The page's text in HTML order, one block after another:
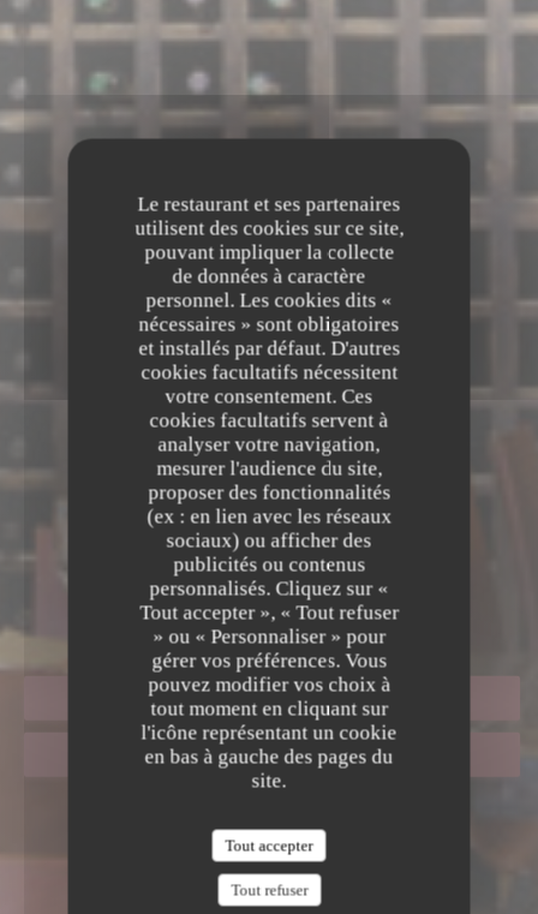
Le restaurant et ses partenaires
utilisent des cookies sur ce site,
pouvant impliquer la collecte
de données à caractère
personnel. Les cookies dits «
nécessaires » sont obligatoires
et installés par défaut. D'autres
cookies facultatifs nécessitent
votre consentement. Ces
cookies facultatifs servent à
analyser votre navigation,
mesurer l'audience du site,
proposer des fonctionnalités
(ex : en lien avec les réseaux
sociaux) ou afficher des
publicités ou contenus
personnalisés. Cliquez sur «
Tout accepter », « Tout refuser
» ou « Personnaliser » pour
gérer vos préférences. Vous
pouvez modifier vos choix à
tout moment en cliquant sur
l'icône représentant un cookie
en bas à gauche des pages du
site.
Tout accepter
Tout refuser
SALENTO MARAIS
|PARIS
RÉSERVER
VENTE À EMPORTER